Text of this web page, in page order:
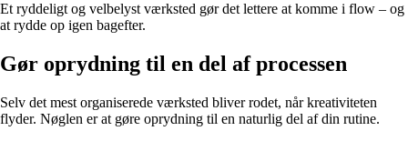
Et ryddeligt og velbelyst værksted gør det lettere at komme i flow – og
at rydde op igen bagefter.
Gør oprydning til en del af processen
Selv det mest organiserede værksted bliver rodet, når kreativiteten
flyder. Nøglen er at gøre oprydning til en naturlig del af din rutine.